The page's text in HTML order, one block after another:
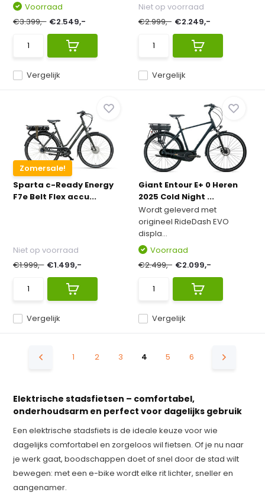
Vergelijk
Voorraad
€3.399,- €2.549,-
Vergelijk
Niet op voorraad
€2.999,- €2.249,-
Zomersale!
Sparta c-Ready Energy
F7e Belt Flex accu...
Vergelijk
Niet op voorraad
€1.999,- €1.499,-
Giant Entour E+ 0 Heren
2025 Cold Night ...
Wordt geleverd met
origineel RideDash EVO
displa...
Vergelijk
Voorraad
€2.499,- €2.099,-
1 2 3 4 5 6
Elektrische stadsfietsen – comfortabel,
onderhoudsarm en perfect voor dagelijks gebruik
Een elektrische stadsfiets is de ideale keuze voor wie
dagelijks comfortabel en zorgeloos wil fietsen. Of je nu naar
je werk gaat, boodschappen doet of snel door de stad wilt
bewegen: met een e-bike wordt elke rit lichter, sneller en
aangenamer.